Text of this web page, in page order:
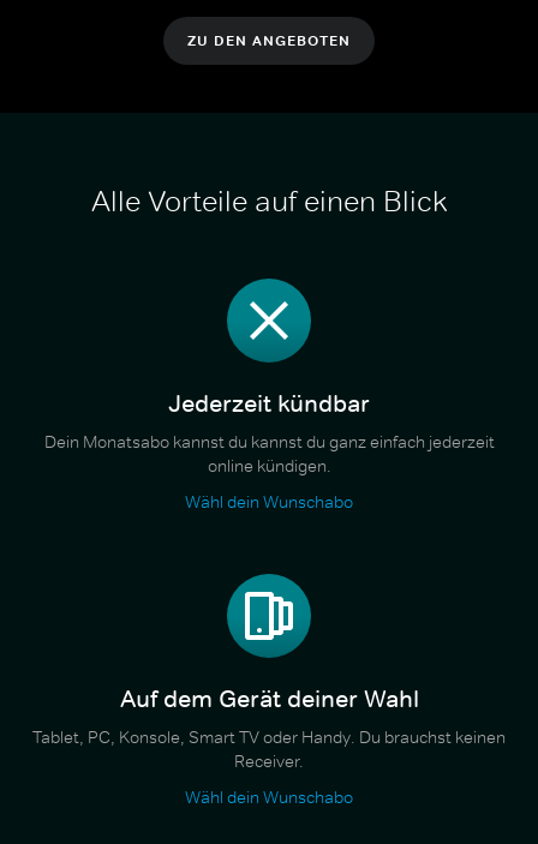
ZU DEN ANGEBOTEN
Alle Vorteile auf einen Blick
Jederzeit kündbar
Dein Monatsabo kannst du kannst du ganz einfach jederzeit
online kündigen.
Wähl dein Wunschabo
Auf dem Gerät deiner Wahl
Tablet, PC, Konsole, Smart TV oder Handy. Du brauchst keinen
Receiver.
Wähl dein Wunschabo